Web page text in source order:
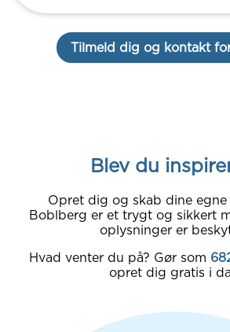
Tilmeld dig og kontakt
Blev du
Opret dig og skab dine
Boblberg er et trygt og sikkert
oplysninger er
Hvad venter du på? Gør som
opret dig gratis i